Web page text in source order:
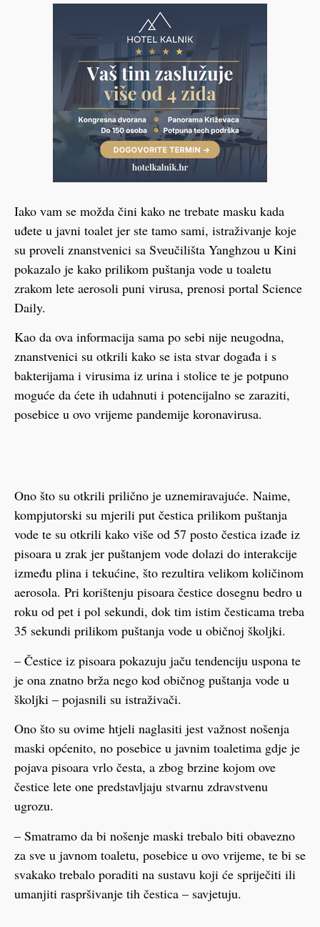
Iako vam se možda čini kako ne trebate masku kada
uđete u javni toalet jer ste tamo sami, istraživanje koje
su proveli znanstvenici sa Sveučilišta Yanghzou u Kini
pokazalo je kako prilikom puštanja vode u toaletu
zrakom lete aerosoli puni virusa, prenosi portal Science
Daily.
Kao da ova informacija sama po sebi nije neugodna,
znanstvenici su otkrili kako se ista stvar događa i s
bakterijama i virusima iz urina i stolice te je potpuno
moguće da ćete ih udahnuti i potencijalno se zaraziti,
posebice u ovo vrijeme pandemije koronavirusa.
Ono što su otkrili prilično je uznemiravajuće. Naime,
kompjutorski su mjerili put čestica prilikom puštanja
vode te su otkrili kako više od 57 posto čestica izađe iz
pisoara u zrak jer puštanjem vode dolazi do interakcije
između plina i tekućine, što rezultira velikom količinom
aerosola. Pri korištenju pisoara čestice dosegnu bedro u
roku od pet i pol sekundi, dok tim istim česticama treba
35 sekundi prilikom puštanja vode u običnoj školjki.
– Čestice iz pisoara pokazuju jaču tendenciju uspona te
je ona znatno brža nego kod običnog puštanja vode u
školjki – pojasnili su istraživači.
Ono što su ovime htjeli naglasiti jest važnost nošenja
maski općenito, no posebice u javnim toaletima gdje je
pojava pisoara vrlo česta, a zbog brzine kojom ove
čestice lete one predstavljaju stvarnu zdravstvenu
ugrozu.
– Smatramo da bi nošenje maski trebalo biti obavezno
za sve u javnom toaletu, posebice u ovo vrijeme, te bi se
svakako trebalo poraditi na sustavu koji će spriječiti ili
umanjiti raspršivanje tih čestica – savjetuju.